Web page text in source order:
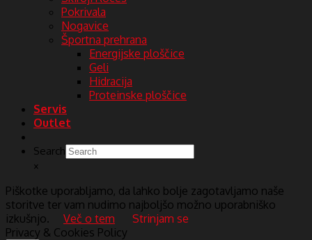
Pokrivala
Nogavice
Športna prehrana
Energijske ploščice
Geli
Hidracija
Proteinske ploščice
Servis
Outlet
Search
×
Piškotke uporabljamo, da lahko bolje zagotavljamo naše
storitve ter vam nudimo najboljšo možno uporabniško
izkušnjo.
Več o tem
Strinjam se
Privacy & Cookies Policy